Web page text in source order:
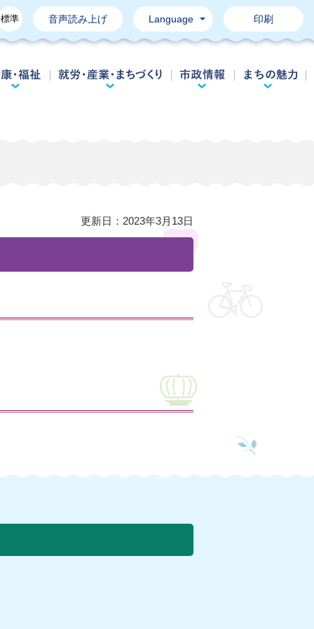
標準 音声読み上げ Language 印刷
・教育 健康・福祉 就労・産業・まちづくり
市政情報
更新日： 2023年3月13日